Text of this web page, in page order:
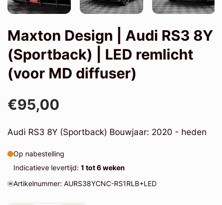
Maxton Design | Audi RS3 8Y
(Sportback) | LED remlicht
(voor MD diffuser)
€95,00
Audi RS3 8Y (Sportback) Bouwjaar: 2020 - heden
Op nabestelling
Indicatieve levertijd: 1 tot 6 weken
Artikelnummer: AURS38YCNC-RS1RLB+LED